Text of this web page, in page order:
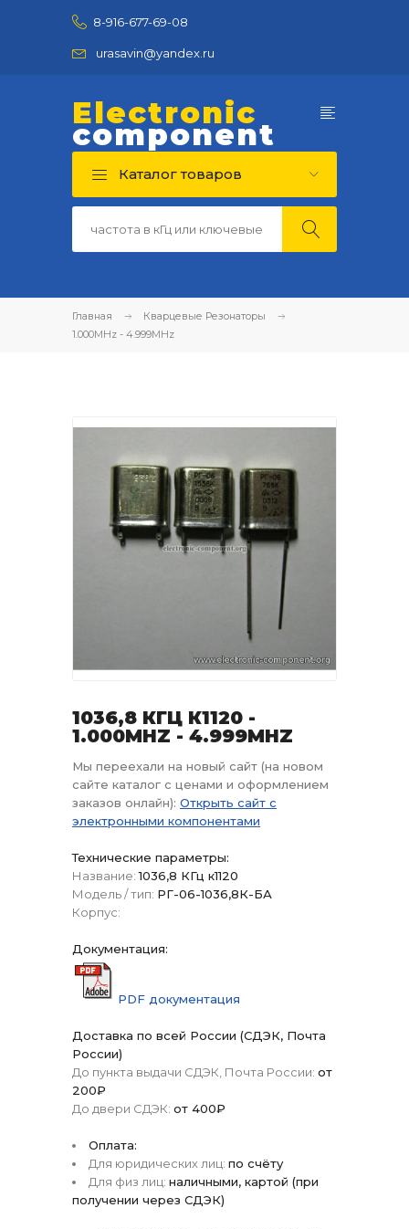
8-916-677-69-08
urasavin@yandex.ru
Electronic
component
Каталог товаров
Главная
Кварцевые Резонаторы
1.000MHz - 4.999MHz
1036,8 КГЦ К1120 -
1.000MHZ - 4.999MHZ
Мы переехали на новый сайт (на новом
сайте каталог с ценами и оформлением
заказов онлайн): Открыть сайт с
электронными компонентами
Технические параметры:
Название: 1036,8 КГц к1120
Модель / тип: РГ-06-1036,8К-БА
Корпус:
Документация:
PDF документация
Доставка по всей России (СДЭК, Почта
России)
До пункта выдачи СДЭК, Почта России: от
200₽
До двери СДЭК: от 400₽
Оплата:
Для юридических лиц: по счёту
Для физ лиц: наличными, картой (при
получении через СДЭК)